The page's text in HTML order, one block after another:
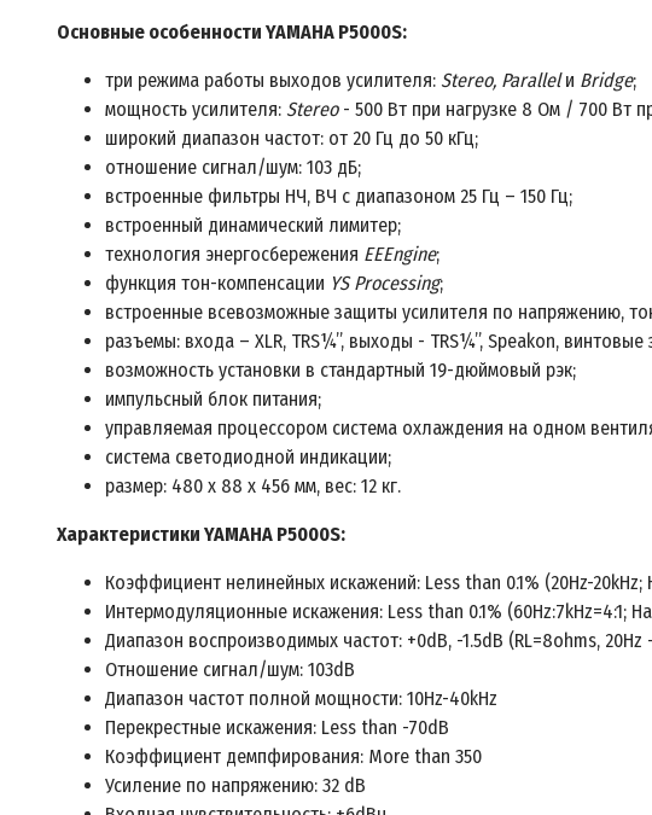
Основные особенности YAMAHA P5000S:
три режима работы выходов усилителя: Stereo, Parallelи Bridge;
мощность усилителя: Stereo- 500 Вт при нагрузке 8 Ом / 700 Вт
широкий диапазон частот: от 20 Гц до 50 кГц;
отношение сигнал/шум: 103 дБ;
встроенные фильтры НЧ, ВЧ с диапазоном 25 Гц – 150 Гц;
встроенный динамический лимитер;
технология энергосбережения EEEngine;
функция тон-компенсации YS Processing;
встроенные всевозможные защиты усилителя по напряжению,
разъемы: входа – XLR, TRS¼”, выходы - TRS¼”, Speakon,
возможность установки в стандартный 19-дюймовый рэк;
импульсный блок питания;
управляемая процессором система охлаждения на одном
система светодиодной индикации;
размер: 480 x 88 x 456 мм, вес: 12 кг.
Характеристики YAMAHA P5000S:
Коэффициент нелинейных искажений: Less than 0.1% (20Hz-20kHz;
Интермодуляционные искажения: Less than 0.1% (60Hz:7kHz=4:1;
Диапазон воспроизводимых частот: +0dB, -1.5dB (RL=8ohms, 20Hz
Отношение сигнал/шум: 103dB
Диапазон частот полной мощности: 10Hz-40kHz
Перекрестные искажения: Less than -70dB
Коэффициент демпфирования: More than 350
Усиление по напряжению: 32 dB